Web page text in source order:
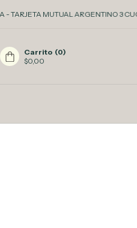
MUTUAL ARGENTINO 3 CUOTAS SIN
Carrito (0)
$0,00